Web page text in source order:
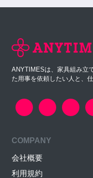
ANYTIMESは、家具組み立
た用事を依頼したい人と、
COMPANY
会社概要
利用規約